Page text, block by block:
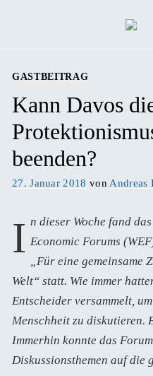
Inhalt
springen
nach:
GASTBEITRAG
Kann Davos
beenden?
Veröffentlicht
27. Januar 2018 von Andreas
In dieser Woche fand das jährliche Treffen des World Economic Forums
„Für eine gemeinsame
Welt“ statt. Wie immer
Entscheider versammelt,
Menschheit zu diskutieren.
Immerhin konnte das
Diskussionsthemen auf die